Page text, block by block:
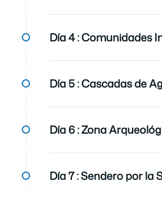
Día 4 :Comunidades
Día 5 :Cascadas de
Día 6 :Zona
Día 7 :Sendero por la